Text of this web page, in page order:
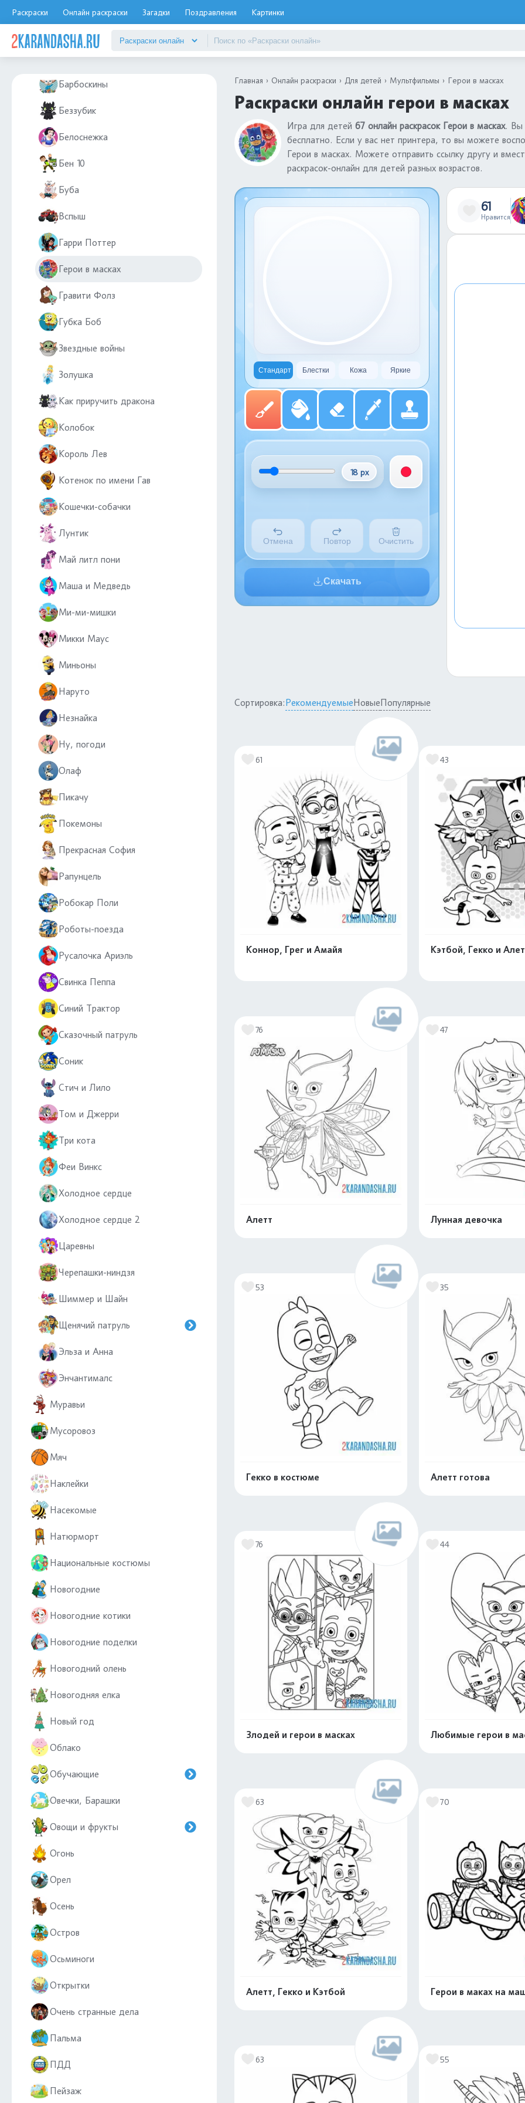
Раскраски Онлайн раскраски Загадки Поздравления Картинки
Мультфильмы
Барбоскины
Беззубик
Белоснежка
Бен 10
Буба
Вспыш
Гарри Поттер
Герои в масках
Гравити Фолз
Губка Боб
Звездные войны
Золушка
Как приручить дракона
Колобок
Король Лев
Котенок по имени Гав
Кошечки-собачки
Лунтик
Май литл пони
Маша и Медведь
Ми-ми-мишки
Микки Маус
Миньоны
Наруто
Незнайка
Ну, погоди
Олаф
Пикачу
Покемоны
Прекрасная София
Рапунцель
Робокар Поли
Роботы-поезда
Русалочка Ариэль
Свинка Пеппа
Синий Трактор
Сказочный патруль
Соник
Стич и Лило
Том и Джерри
Три кота
Феи Винкс
Холодное сердце
Холодное сердце 2
Царевны
Черепашки-ниндзя
Шиммер и Шайн
Щенячий патруль
Эльза и Анна
Энчантималс
Муравьи
Мусоровоз
Мяч
Наклейки
Насекомые
Натюрморт
Национальные костюмы
Новогодние
Новогодние котики
Новогодние поделки
Новогодний олень
Новогодняя елка
Новый год
Облако
Обучающие
Овечки, Барашки
Овощи и фрукты
Огонь
Орел
Осень
Остров
Осьминоги
Открытки
Очень странные дела
Пальма
ПДД
Пейзаж
Главная Онлайн раскраски Для детей Мультфильмы Герои в масках
Раскраски онлайн герои в масках
Игра для детей 67 онлайн раскрасок Герои в масках. Вы
бесплатно. Если у вас нет принтера, то вы можете
Герои в масках. Можете отправить ссылку другу и
раскрасок-онлайн для детей разных возрастов.
Стандарт Блестки Кожа Яркие
18 px
Отмена Повтор Очистить
Скачать
61
Нравится
Сортировка:РекомендуемыеНовыеПопулярные
61
Коннор, Грег и Амайя
43
Кэтбой, Гекко и
76
Алетт
47
Лунная девочка
53
Гекко в костюме
35
Алетт готова
76
Злодей и герои в масках
44
Любимые герои в
63
Алетт, Гекко и Кэтбой
70
Герои в маках на
63 55